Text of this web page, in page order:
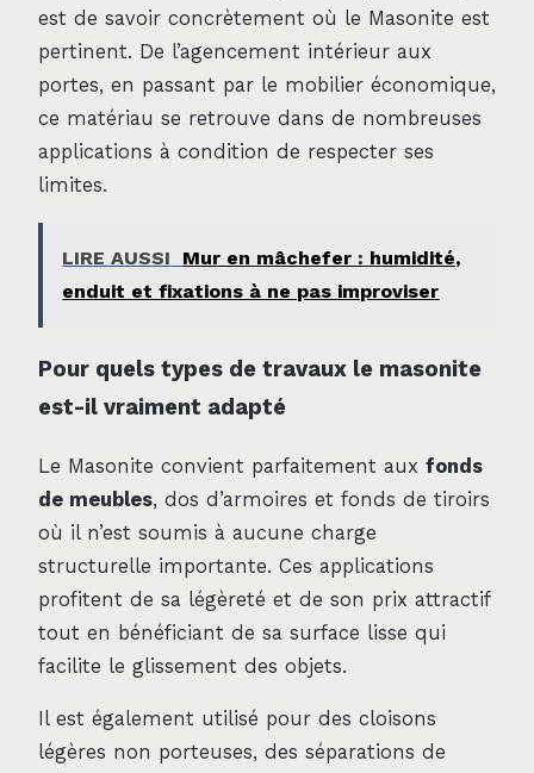
est de savoir concrètement où le Masonite est
pertinent. De l’agencement intérieur aux
portes, en passant par le mobilier économique,
ce matériau se retrouve dans de nombreuses
applications à condition de respecter ses
limites.
LIRE AUSSI
Mur en mâchefer : humidité,
enduit et fixations à ne pas improviser
Pour quels types de travaux le masonite
est-il vraiment adapté
Le Masonite convient parfaitement aux fonds
de meubles, dos d’armoires et fonds de tiroirs
où il n’est soumis à aucune charge
structurelle importante. Ces applications
profitent de sa légèreté et de son prix attractif
tout en bénéficiant de sa surface lisse qui
facilite le glissement des objets.
Il est également utilisé pour des cloisons
légères non porteuses, des séparations de